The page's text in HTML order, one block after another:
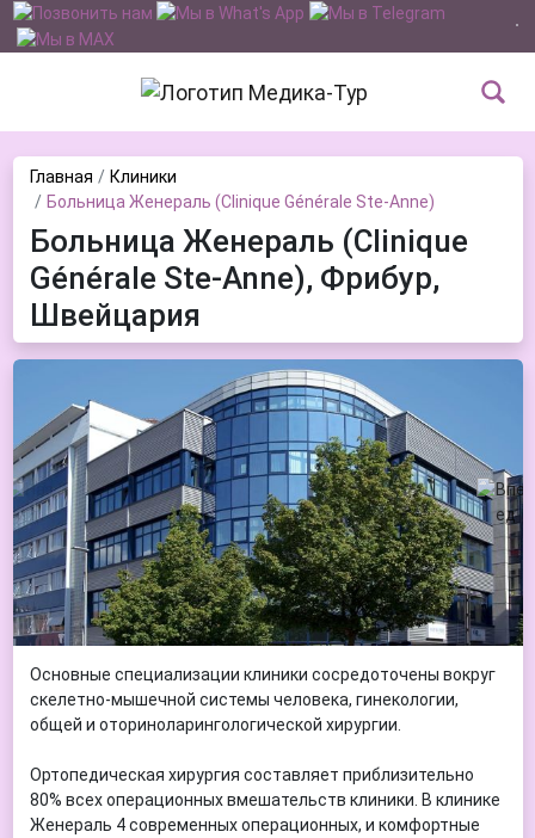
Главная
Клиники
Больница Женераль (Clinique Générale Ste-Anne)
Больница Женераль (Clinique
Générale Ste-Anne), Фрибур,
Швейцария
Основные специализации клиники сосредоточены вокруг
скелетно-мышечной системы человека, гинекологии,
общей и оториноларингологической хирургии.
Ортопедическая хирургия составляет приблизительно
80% всех операционных вмешательств клиники. В клинике
Женераль 4 современных операционных, и комфортные